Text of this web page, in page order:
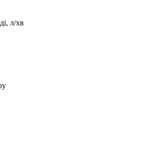
л/хв